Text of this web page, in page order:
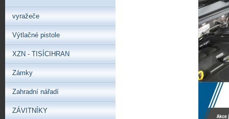
vyražeče
Výtlačné pistole
XZN - TISÍCIHRAN
Zámky
Zahradní nářadí
ZÁVITNÍKY